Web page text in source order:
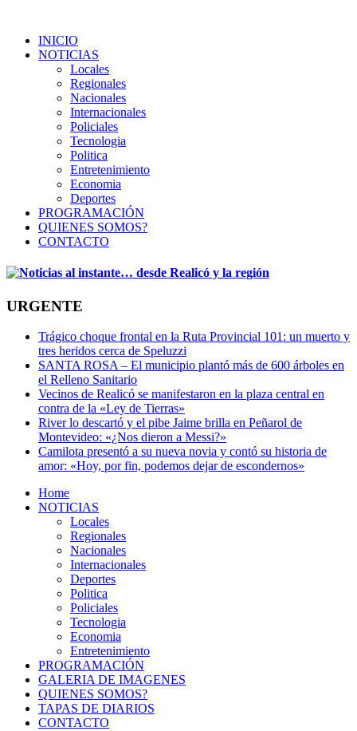
INICIO
NOTICIAS
Locales
Regionales
Nacionales
Internacionales
Policiales
Tecnologia
Politica
Entretenimiento
Economia
Deportes
PROGRAMACIÓN
QUIENES SOMOS?
CONTACTO
URGENTE
Trágico choque frontal en la Ruta Provincial 101: un muerto y
tres heridos cerca de Speluzzi
SANTA ROSA – El municipio plantó más de 600 árboles en
el Relleno Sanitario
Vecinos de Realicó se manifestaron en la plaza central en
contra de la «Ley de Tierras»
River lo descartó y el pibe Jaime brilla en Peñarol de
Montevideo: «¿Nos dieron a Messi?»
Camilota presentó a su nueva novia y contó su historia de
amor: «Hoy, por fin, podemos dejar de escondernos»
Home
NOTICIAS
Locales
Regionales
Nacionales
Internacionales
Deportes
Politica
Policiales
Tecnologia
Economia
Entretenimiento
PROGRAMACIÓN
GALERIA DE IMAGENES
QUIENES SOMOS?
TAPAS DE DIARIOS
CONTACTO